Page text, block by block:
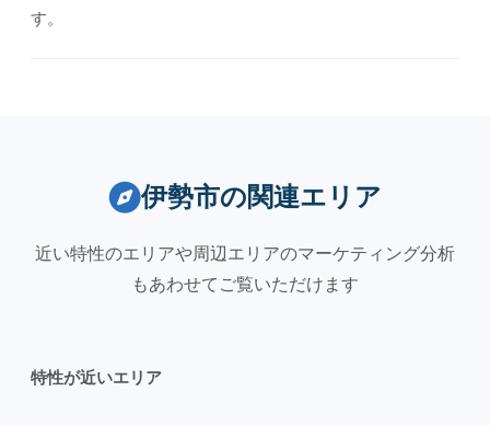
す。
伊勢市の関連エリア
近い特性のエリアや周辺エリアのマーケティング分析
もあわせてご覧いただけます
特性が近いエリア